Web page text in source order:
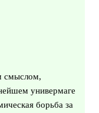
смыслом,
универмаге
борьба за